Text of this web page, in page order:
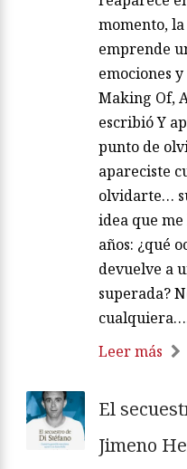
momento,
emprende
emociones
Making Of,
escribió Y
punto de
apareciste
olvidarte…
idea que
años: ¿qué
devuelve a
superada?
Leer más
El
Jimeno